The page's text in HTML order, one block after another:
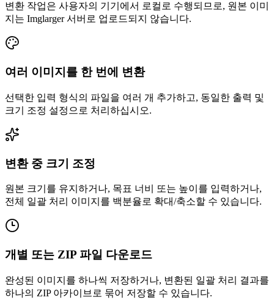
변환 작업은 사용자의 기기에서 로컬로 수행되므로, 원본 이미
지는 Imglarger 서버로 업로드되지 않습니다.
여러 이미지를 한 번에 변환
선택한 입력 형식의 파일을 여러 개 추가하고, 동일한 출력 및
크기 조정 설정으로 처리하십시오.
변환 중 크기 조정
원본 크기를 유지하거나, 목표 너비 또는 높이를 입력하거나,
전체 일괄 처리 이미지를 백분율로 확대/축소할 수 있습니다.
개별 또는 ZIP 파일 다운로드
완성된 이미지를 하나씩 저장하거나, 변환된 일괄 처리 결과를
하나의 ZIP 아카이브로 묶어 저장할 수 있습니다.